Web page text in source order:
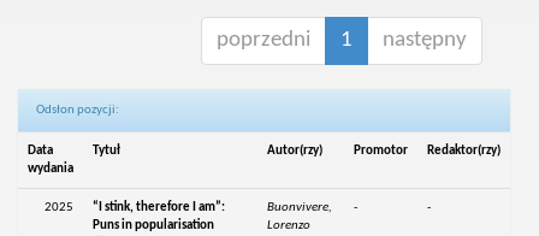
poprzedni 1 następny
Odsłon pozycji:
Data
wydania
Tytuł Autor(rzy) Promotor Redaktor(rzy)
2025
“I stink, therefore I am”:
Puns in popularisation
Buonvivere,
Lorenzo
- -